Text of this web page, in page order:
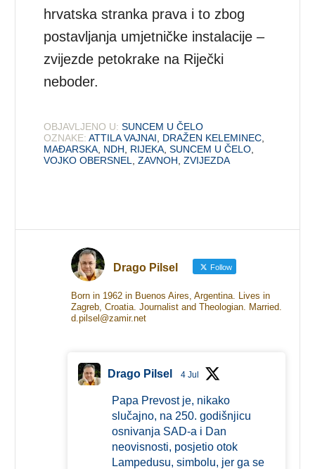
hrvatska stranka prava i to zbog
postavljanja umjetničke instalacije –
zvijezde petokrake na Riječki
neboder.
OBJAVLJENO U: SUNCEM U ČELO
OZNAKE: ATTILA VAJNAI DRAŽEN KELEMINEC
MAĐARSKA NDH RIJEKA ,SUNCEM U ČELO
VOJKO OBERSNEL
,ZAVNOH ,ZVIJEZDA
Drago Pilsel Follow
Born in 1962 in Buenos Aires, Argentina. Lives in
Zagreb, Croatia. Journalist and Theologian. Married.
d.pilsel@zamir.net
Drago Pilsel 4 Jul
Papa Prevost je, nikako
slučajno, na 250. godišnjicu
osnivanja SAD-a i Dan
neovisnosti, posjetio otok
Lampedusu, simbolu, jer ga se